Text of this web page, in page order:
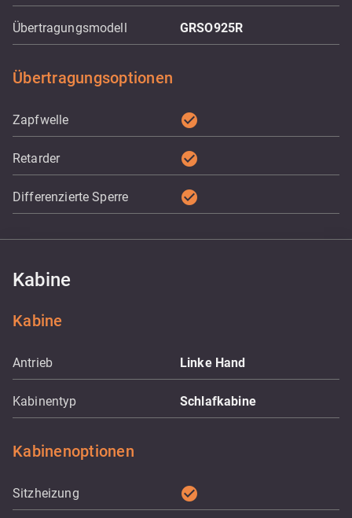
Übertragungsmodell GRSO925R
Übertragungsoptionen
Zapfwelle check_circle
Retarder check_circle
Differenzierte Sperre check_circle
Kabine
Kabine
Antrieb Linke Hand
Kabinentyp Schlafkabine
Kabinenoptionen
Sitzheizung check_circle